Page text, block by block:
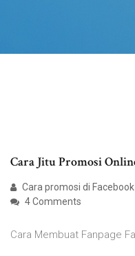
Cara Jitu Promosi
Cara promosi di
4 Comments
Cara Membuat Fanpage